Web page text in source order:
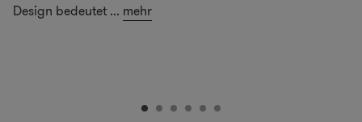
Design bedeutet ... mehr